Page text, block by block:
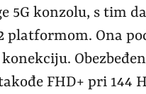
5G konzolu, s tim
platformom. Ona
FHD+ pri 144